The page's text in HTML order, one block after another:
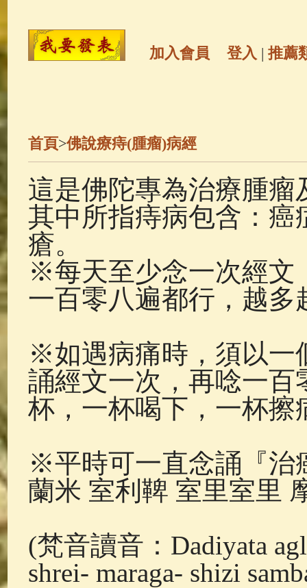
金山活佛
善財童子五十三參
佛典故事(37) 佛說療痔(腫瘤)
加入會員 登入 | 推薦
首頁>佛說療痔(腫瘤)病經
這是佛陀專為治療腫
其中所指痔病包含：
瘡。
※每天至少念一次經文
一百零八遍都行，越
※如遇病痛時，須以一
誦經文一次，再唸一
杯，一杯喝下，一杯擦
※平時可一直念誦『治
蘭米 室利鞞 室里室里
(梵音讀音：Dadiyata
shrei- maraga- shizi